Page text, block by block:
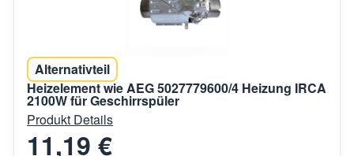
Alternativteil
Heizelement wie AEG 5027779600/4 Heizung IRCA
2100W für Geschirrspüler
Produkt Details
11,19 €